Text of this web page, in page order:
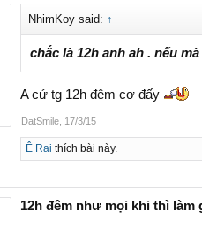
NhimKoy said: ↑
chắc là 12h anh ah . nếu
A cứ tg 12h đêm cơ đấy
DatSmile 17/3/15
Ê Rai thích bài này.
12h đêm như mọi khi thì làm